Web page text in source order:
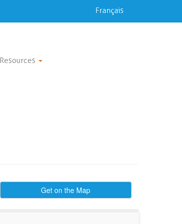
Français
Resources
Get on the Map